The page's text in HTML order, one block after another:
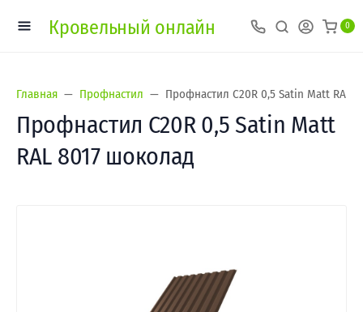
Кровельный онлайн 0
Главная Профнастил Профнастил С20R 0,5 Satin Мatt RAL
Профнастил С20R 0,5 Satin Мatt
RAL 8017 шоколад